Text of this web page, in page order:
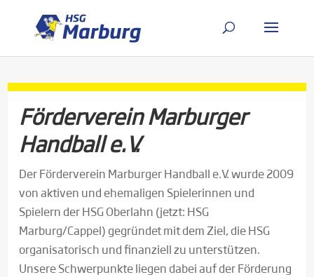
Förderverein Marburger
Handball e.V.
Der Förderverein Marburger Handball e.V. wurde 2009
von aktiven und ehemaligen Spielerinnen und
Spielern der HSG Oberlahn (jetzt: HSG
Marburg/Cappel) gegründet mit dem Ziel, die HSG
organisatorisch und finanziell zu unterstützen.
Unsere Schwerpunkte liegen dabei auf der Förderung